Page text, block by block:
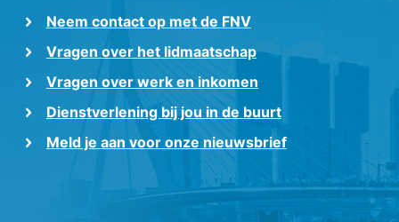
Neem contact op met de FNV
Vragen over het lidmaatschap
Vragen over werk en inkomen
Dienstverlening bij jou in de buurt
Meld je aan voor onze nieuwsbrief